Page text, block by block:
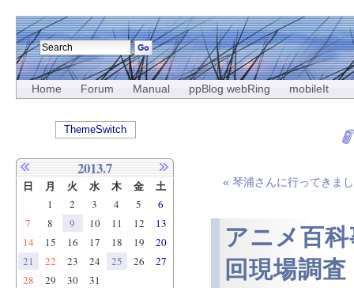
Home Forum Manual ppBlog webRing mobileIt
« 琴浦さんに行ってきま
アニメ百
回現場調査
ThemeSwitch
2013.7
日 月 火 水 木 金 土
1 2 3 4 5
6
7
8 9 10 11 12
13
14
15 16 17 18 19
20
21
22 23 24 25 26
27
28
29 30 31